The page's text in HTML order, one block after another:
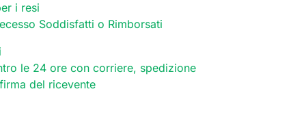
i resi
Soddisfatti o Rimborsati
le 24 ore con corriere, spedizione
del ricevente